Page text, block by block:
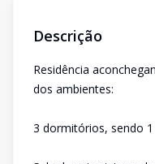
Descrição
Residência
dos ambientes:
3 dormitórios, sendo